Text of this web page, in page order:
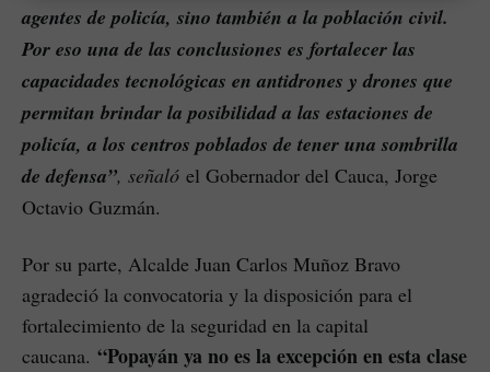
agentes de policía, sino también a la población civil.
Por eso una de las conclusiones es fortalecer las
capacidades tecnológicas en antidrones y drones que
permitan brindar la posibilidad a las estaciones de
policía, a los centros poblados de tener una sombrilla
de defensa”, señaló el Gobernador del Cauca, Jorge
Octavio Guzmán.
Por su parte, Alcalde Juan Carlos Muñoz Bravo
agradeció la convocatoria y la disposición para el
fortalecimiento de la seguridad en la capital
caucana. “Popayán ya no es la excepción en esta clase